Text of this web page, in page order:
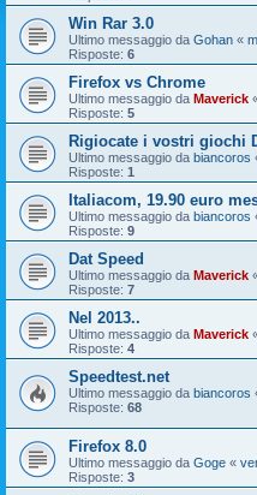
Win Rar 3.0
Ultimo messaggio da Gohan «
Risposte: 6
Firefox vs Chrome
Ultimo messaggio da Maverick
Risposte: 5
Rigiocate i vostri giochi
Ultimo messaggio da biancoros
Risposte: 1
Italiacom, 19.90 euro
Ultimo messaggio da biancoros
Risposte: 9
Dat Speed
Ultimo messaggio da Maverick
Risposte: 7
Nel 2013..
Ultimo messaggio da Maverick
Risposte: 4
Speedtest.net
Ultimo messaggio da biancoros
Risposte: 68
Firefox 8.0
Ultimo messaggio da Goge «
Risposte: 3